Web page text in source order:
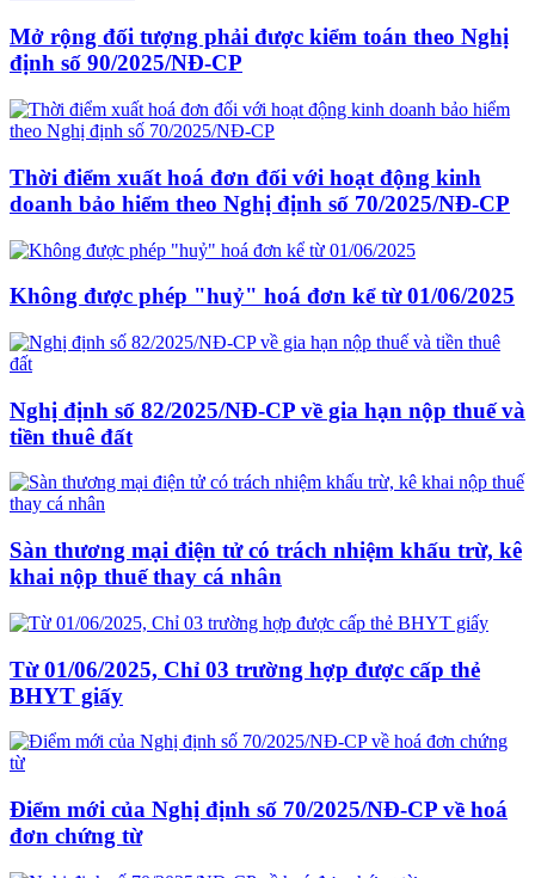
Mở rộng đối tượng phải được kiểm toán theo Nghị
định số 90/2025/NĐ-CP
Thời điểm xuất hoá đơn đối với hoạt động kinh
doanh bảo hiểm theo Nghị định số 70/2025/NĐ-CP
Không được phép "huỷ" hoá đơn kể từ 01/06/2025
Nghị định số 82/2025/NĐ-CP về gia hạn nộp thuế và
tiền thuê đất
Sàn thương mại điện tử có trách nhiệm khấu trừ, kê
khai nộp thuế thay cá nhân
Từ 01/06/2025, Chỉ 03 trường hợp được cấp thẻ
BHYT giấy
Điểm mới của Nghị định số 70/2025/NĐ-CP về hoá
đơn chứng từ